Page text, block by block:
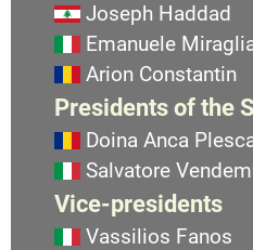
Joseph Haddad
Emanuele
Arion Constantin
Presidents of the
Doina Anca
Salvatore
Vice-presidents
Vassilios Fanos